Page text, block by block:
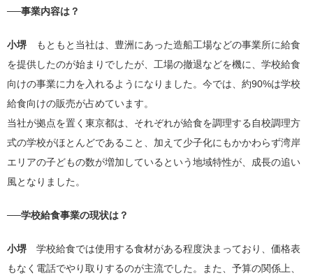
──事業内容は？
小堺 もともと当社は、豊洲にあった造船工場などの事業所に給食
を提供したのが始まりでしたが、工場の撤退などを機に、学校給食
向けの事業に力を入れるようになりました。今では、約90%は学校
給食向けの販売が占めています。
当社が拠点を置く東京都は、それぞれが給食を調理する自校調理方
式の学校がほとんどであること、加えて少子化にもかかわらず湾岸
エリアの子どもの数が増加しているという地域特性が、成長の追い
風となりました。
──学校給食事業の現状は？
小堺 学校給食では使用する食材がある程度決まっており、価格表
もなく電話でやり取りするのが主流でした。また、予算の関係上、